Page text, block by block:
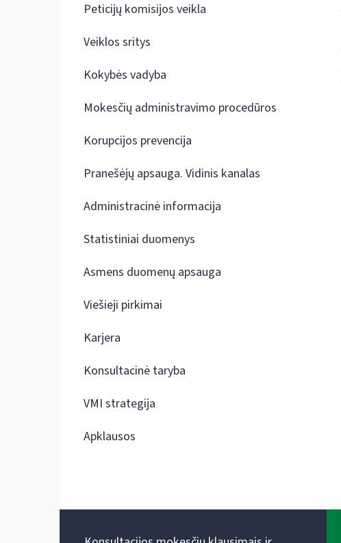
Peticijų komisijos veikla
Veiklos sritys
Kokybės vadyba
Mokesčių administravimo procedūros
Korupcijos prevencija
Pranešėjų apsauga. Vidinis kanalas
Administracinė informacija
Statistiniai duomenys
Asmens duomenų apsauga
Viešieji pirkimai
Karjera
Konsultacinė taryba
VMI strategija
Apklausos